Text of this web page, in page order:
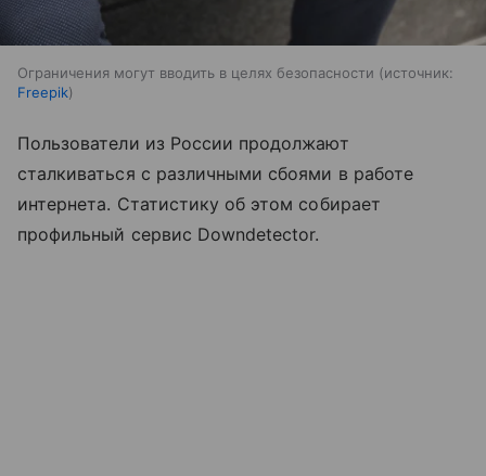
Ограничения могут вводить в целях безопасности
источник:
Freepik
Пользователи из России продолжают
сталкиваться с различными сбоями в работе
интернета. Статистику об этом собирает
профильный сервис Downdetector.